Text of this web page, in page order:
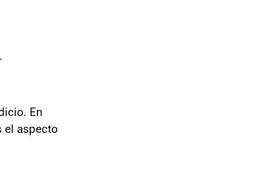
En
el aspecto